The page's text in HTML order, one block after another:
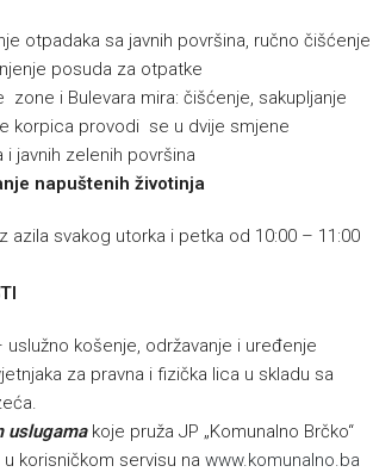
otpadaka sa javnih površina, ručno čišćenje
posuda za otpatke
zone i Bulevara mira: čišćenje, sakupljanje
korpica provodi se u dvije smjene
i javnih zelenih površina
napuštenih životinja
azila svakog utorka i petka od 10:00 – 11:00
košenje, održavanje i uređenje
za pravna i fizička lica u skladu sa
uslugamakoje pruža JP „Komunalno Brčko“
korisničkom servisu na www.komunalno.ba